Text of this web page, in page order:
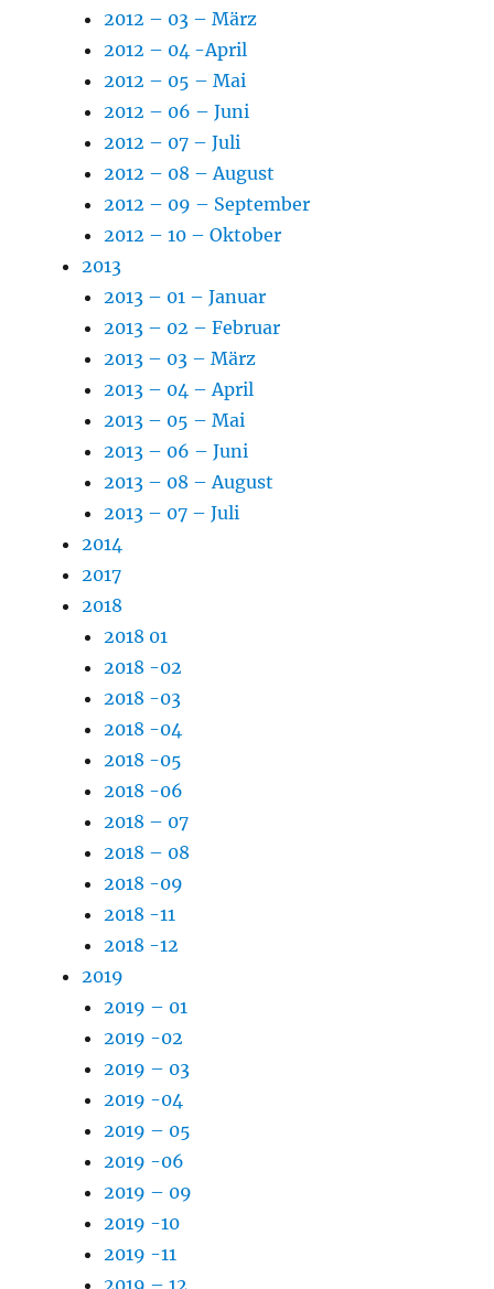
2012 – 03 – März
2012 – 04 -April
2012 – 05 – Mai
2012 – 06 – Juni
2012 – 07 – Juli
2012 – 08 – August
2012 – 09 – September
2012 – 10 – Oktober
2013
2013 – 01 – Januar
2013 – 02 – Februar
2013 – 03 – März
2013 – 04 – April
2013 – 05 – Mai
2013 – 06 – Juni
2013 – 08 – August
2013 – 07 – Juli
2014
2017
2018
2018 01
2018 -02
2018 -03
2018 -04
2018 -05
2018 -06
2018 – 07
2018 – 08
2018 -09
2018 -11
2018 -12
2019
2019 – 01
2019 -02
2019 – 03
2019 -04
2019 – 05
2019 -06
2019 – 09
2019 -10
2019 -11
2019 – 12